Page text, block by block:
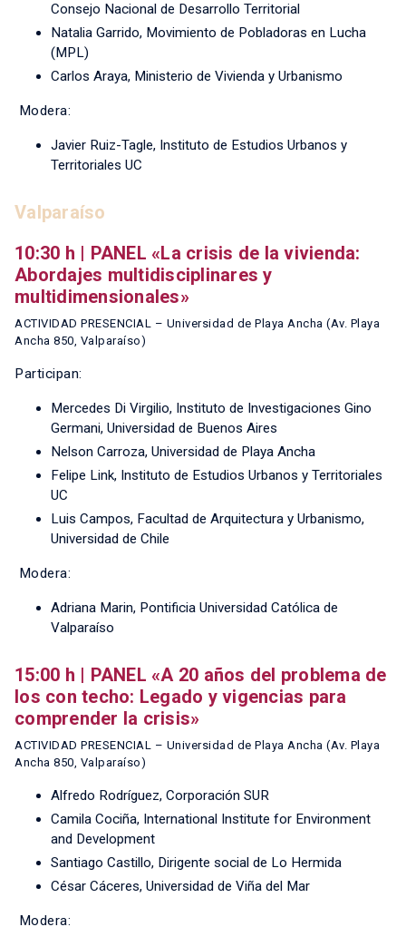
Consejo Nacional de Desarrollo Territorial
Natalia Garrido, Movimiento de Pobladoras en Lucha
(MPL)
Carlos Araya, Ministerio de Vivienda y Urbanismo
Modera:
Javier Ruiz-Tagle, Instituto de Estudios Urbanos y
Territoriales UC
Valparaíso
10:30 h | PANEL «La crisis de la vivienda:
Abordajes multidisciplinares y
multidimensionales»
ACTIVIDAD PRESENCIAL – Universidad de Playa Ancha (Av. Playa
Ancha 850, Valparaíso)
Participan:
Mercedes Di Virgilio, Instituto de Investigaciones Gino
Germani, Universidad de Buenos Aires
Nelson Carroza, Universidad de Playa Ancha
Felipe Link, Instituto de Estudios Urbanos y Territoriales
UC
Luis Campos, Facultad de Arquitectura y Urbanismo,
Universidad de Chile
Modera:
Adriana Marin, Pontificia Universidad Católica de
Valparaíso
15:00 h | PANEL «A 20 años del problema de
los con techo: Legado y vigencias para
comprender la crisis»
ACTIVIDAD PRESENCIAL – Universidad de Playa Ancha (Av. Playa
Ancha 850, Valparaíso)
Alfredo Rodríguez, Corporación SUR
Camila Cociña, International Institute for Environment
and Development
Santiago Castillo, Dirigente social de Lo Hermida
César Cáceres, Universidad de Viña del Mar
Modera: